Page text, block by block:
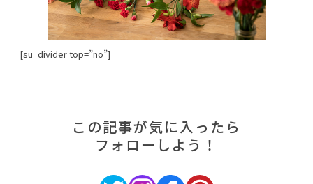
[su_divider top=”no”]
この記事が気に入ったら
フォローしよう！